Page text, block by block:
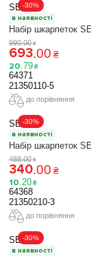
-30%
SECO
в наявності
Набір шкарпеток
990.00 ₴
693.00 ₴
20 79 ₴
64371
21350110-5
до порівняння
-30%
SECO
в наявності
Набір шкарпеток
488.00 ₴
340.00 ₴
10 20 ₴
64368
21350210-3
до порівняння
-30%
SECO
в наявності